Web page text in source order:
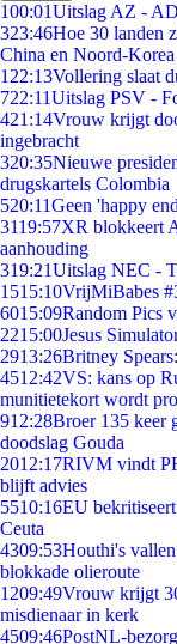
100:01Uitslag AZ -
323:46Hoe 30 landen
China en Noord-Korea
1 22:13Vollering slaat
722:11Uitslag PSV -
421:14Vrouw krijgt
ingebracht
320:35Nieuwe
drugskartels Colombia
520:11Geen 'happy
3119:57XR blokkeert
aanhouding
319:21Uitslag NEC -
1515:10VrijMiBabes
6015:09Random Pics
2215:00Jesus
2913:26Britney
4512:42VS: kans op
munitietekort wordt
912:28Broer 135 keer
doodslag Gouda
2012:17RIVM vindt
blijft advies
5510:16EU
Ceuta
4309:53Houthi's
blokkade olieroute
1209:49Vrouw krijgt
misdienaar in kerk
4509:46PostNL-